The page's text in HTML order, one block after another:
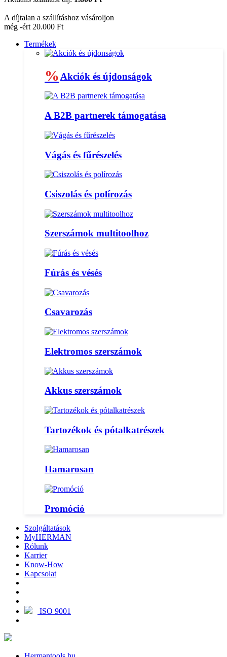
A díjtalan a szállításhoz vásároljon
még -ért 20.000 Ft
Termékek
% Akciók és újdonságok
A B2B partnerek támogatása
Vágás és fűrészelés
Csiszolás és polírozás
Szerszámok multitoolhoz
Fúrás és vésés
Csavarozás
Elektromos szerszámok
Akkus szerszámok
Tartozékok és pótalkatrészek
Hamarosan
Promóció
Szolgáltatások
MyHERMAN
Rólunk
Karrier
Know-How
Kapcsolat
ISO 9001